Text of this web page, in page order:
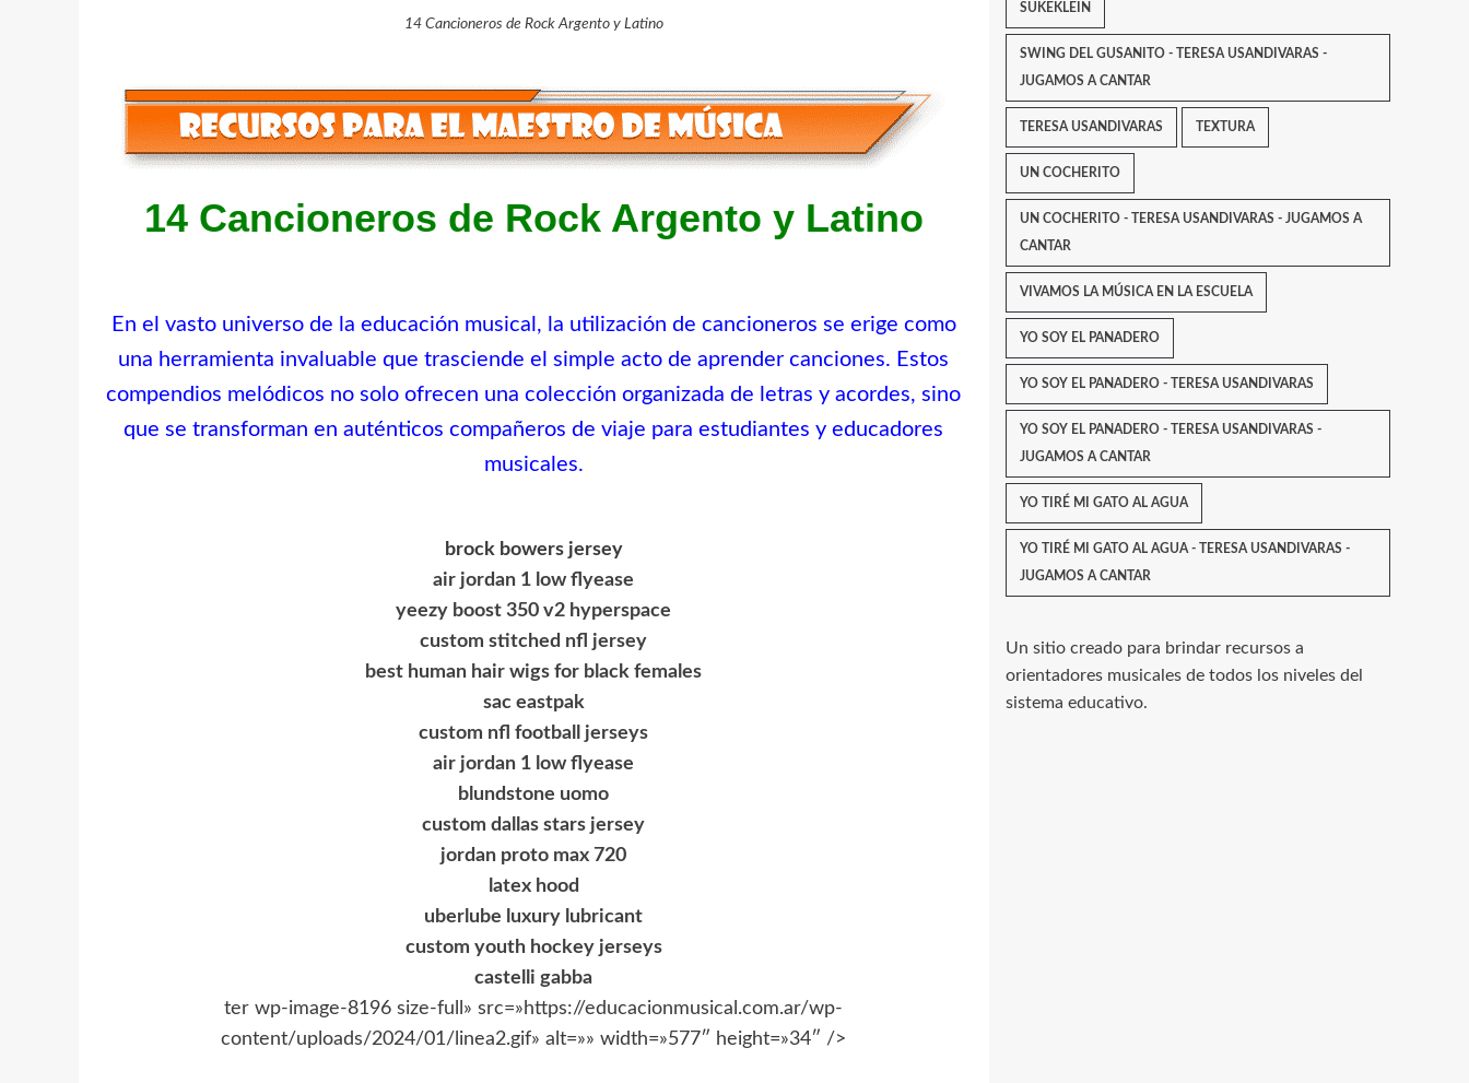
14 Cancioneros de Rock Argento y Latino
14 Cancioneros de Rock Argento y Latino
En el vasto universo de la educación musical, la utilización de cancioneros se erige como
una herramienta invaluable que trasciende el simple acto de aprender canciones. Estos
compendios melódicos no solo ofrecen una colección organizada de letras y acordes, sino
que se transforman en auténticos compañeros de viaje para estudiantes y educadores
musicales.
brock bowers jersey
air jordan 1 low flyease
yeezy boost 350 v2 hyperspace
custom stitched nfl jersey
best human hair wigs for black females
sac eastpak
custom nfl football jerseys
air jordan 1 low flyease
blundstone uomo
custom dallas stars jersey
jordan proto max 720
latex hood
uberlube luxury lubricant
custom youth hockey jerseys
castelli gabba
ter wp-image-8196 size-full» src=»https://educacionmusical.com.ar/wp-
content/uploads/2024/01/linea2.gif» alt=»» width=»577″ height=»34″ />
SUKEKLEIN
SWING DEL GUSANITO - TERESA USANDIVARAS -
JUGAMOS A CANTAR
TERESA USANDIVARAS TEXTURA
UN COCHERITO
UN COCHERITO - TERESA USANDIVARAS - JUGAMOS A
CANTAR
VIVAMOS LA MÚSICA EN LA ESCUELA
YO SOY EL PANADERO
YO SOY EL PANADERO - TERESA USANDIVARAS
YO SOY EL PANADERO - TERESA USANDIVARAS -
JUGAMOS A CANTAR
YO TIRÉ MI GATO AL AGUA
YO TIRÉ MI GATO AL AGUA - TERESA USANDIVARAS -
JUGAMOS A CANTAR
Un sitio creado para brindar recursos a
orientadores musicales de todos los niveles del
sistema educativo.